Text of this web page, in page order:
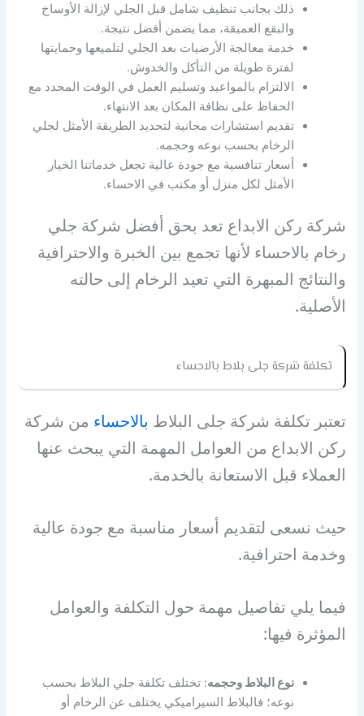
ذلك بجانب تنظيف شامل قبل الجلي لإزالة الأوساخ
والبقع العميقة، مما يضمن أفضل نتيجة.
خدمة معالجة الأرضيات بعد الجلي لتلميعها وحمايتها
لفترة طويلة من التأكل والخدوش.
الالتزام بالمواعيد وتسليم العمل في الوقت المحدد مع
الحفاظ على نظافة المكان بعد الانتهاء.
تقديم استشارات مجانية لتحديد الطريقة الأمثل لجلي
الرخام بحسب نوعه وحجمه.
أسعار تنافسية مع جودة عالية تجعل خدماتنا الخيار
الأمثل لكل منزل أو مكتب في الاحساء.
شركة ركن الابداع تعد بحق أفضل شركة جلي
رخام بالاحساء لأنها تجمع بين الخبرة والاحترافية
والنتائج المبهرة التي تعيد الرخام إلى حالته
الأصلية.
تكلفة شركة جلى بلاط بالاحساء
تعتبر تكلفة شركة جلى البلاط بالاحساء من شركة
ركن الابداع من العوامل المهمة التي يبحث عنها
العملاء قبل الاستعانة بالخدمة.
حيث نسعى لتقديم أسعار مناسبة مع جودة عالية
وخدمة احترافية.
فيما يلي تفاصيل مهمة حول التكلفة والعوامل
المؤثرة فيها:
نوع البلاط وحجمه: تختلف تكلفة جلي البلاط بحسب
نوعه؛ فالبلاط السيراميكي يختلف عن الرخام أو